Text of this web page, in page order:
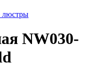
люстры
NW030-